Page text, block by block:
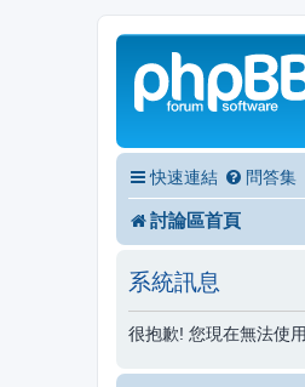
快速連結 問答集
討論區首頁
系統訊息
很抱歉! 您現在無法使